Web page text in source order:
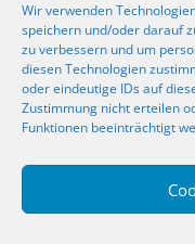
Wir verwenden
speichern und/oder darauf
zu verbessern und um
diesen Technologien
oder eindeutige IDs auf
Zustimmung nicht erteilen
Funktionen beeinträchtigt
RSS
Fragen? Kontakt!
SOCIAL MEDIA